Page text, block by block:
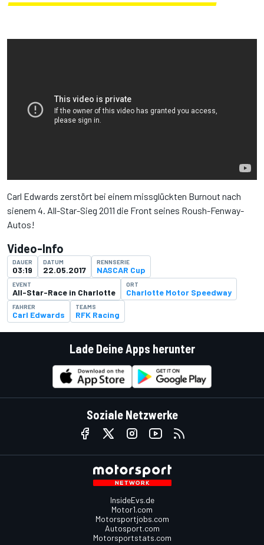
Carl Edwards zerstört bei einem missglückten Burnout nach
sienem 4. All-Star-Sieg 2011 die Front seines Roush-Fenway-
Autos!
Video-Info
DAUER
03:19
DATUM
22.05.2017
RENNSERIE
NASCAR Cup
EVENT
All-Star-Race in Charlotte
ORT
Charlotte Motor Speedway
FAHRER
Carl Edwards
TEAMS
RFK Racing
Lade Deine Apps herunter
Soziale Netzwerke
InsideEvs.de
Motor1.com
Motorsportjobs.com
Autosport.com
Motorsportstats.com